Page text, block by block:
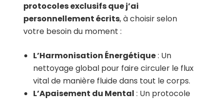
protocoles exclusifs que j’ai
personnellement écrits, à choisir selon
votre besoin du moment :
L’Harmonisation Énergétique: Un
nettoyage global pour faire circuler le flux
vital de manière fluide dans tout le corps.
L’Apaisement du Mental : Un protocole